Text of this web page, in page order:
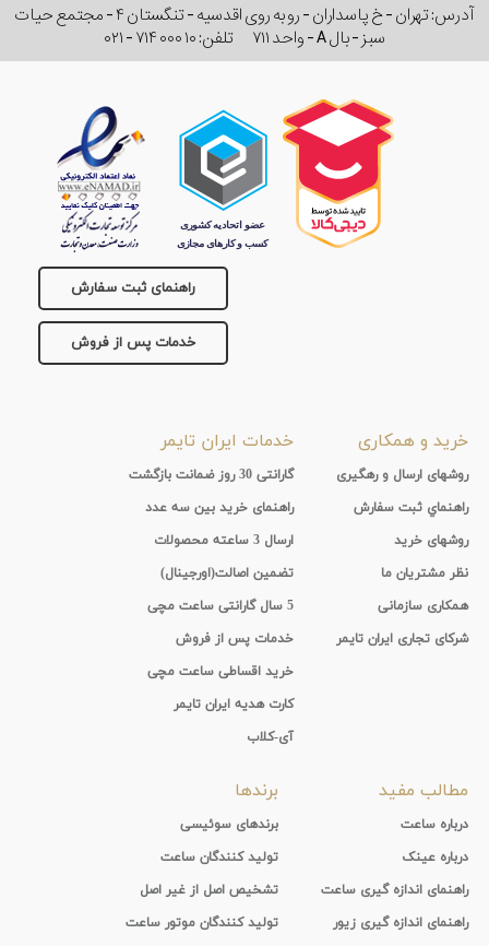
آدرس: تهران - خ پاسداران - رو به روی اقدسیه - تنگستان ۴ - مجتمع حیات
سبز - بال A - واحد ۷۱۱
تلفن:۰۲۱ - ۷۱۴ ۰۰۰ ۱۰
راهنمای ثبت سفارش
خدمات پس از فروش
خرید و همکاری
روشهای ارسال و رهگیری
راهنماي ثبت سفارش
روشهای خرید
نظر مشتریان ما
همکاری سازمانی
شرکای تجاری ایران تایمر
خدمات ایران تایمر
گارانتی 30 روز ضمانت بازگشت
راهنمای خرید بین سه عدد
ارسال 3 ساعته محصولات
تضمین اصالت(اورجینال)
5 سال گارانتی ساعت مچی
خدمات پس از فروش
خرید اقساطی ساعت مچی
کارت هدیه ایران تایمر
آی-کلاب
مطالب مفید
درباره ساعت
درباره عینک
راهنمای اندازه گیری ساعت
راهنمای اندازه گیری زیور
برندها
برندهای سوئیسی
تولید کنندگان ساعت
تشخیص اصل از غیر اصل
تولید کنندگان موتور ساعت